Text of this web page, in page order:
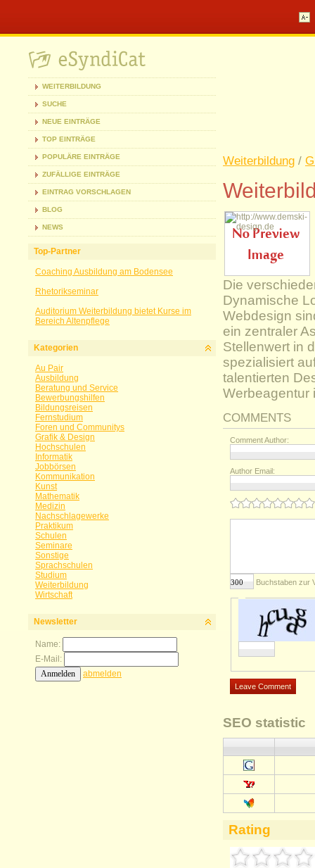
WEITERBILDUNG
SUCHE
NEUE EINTRÄGE
TOP EINTRÄGE
POPULÄRE EINTRÄGE
ZUFÄLLIGE EINTRÄGE
EINTRAG VORSCHLAGEN
BLOG
NEWS
Top-Partner
Coaching Ausbildung am Bodensee
Rhetorikseminar
Auditorium Weiterbildung bietet Kurse im
Bereich Altenpflege
Kategorien
Au Pair
Ausbildung
Beratung und Service
Bewerbungshilfen
Bildungsreisen
Fernstudium
Foren und Communitys
Grafik & Design
Hochschulen
Informatik
Jobbörsen
Kommunikation
Kunst
Mathematik
Medizin
Nachschlagewerke
Praktikum
Schulen
Seminare
Sonstige
Sprachschulen
Studium
Weiterbildung
Wirtschaft
Newsletter
Name:
E-Mail:
abmelden
Weiterbildung /
Die
Dynamische
Webdesign
ein zentraler
Stellenwert in
spezialisiert
talentierten
Werbeagentur
COMMENTS
Comment Author:
Author Email:
Buchstaben zur
SEO statistic
Rating